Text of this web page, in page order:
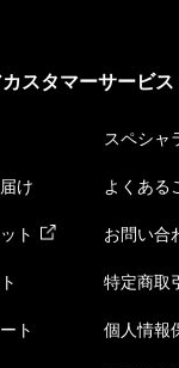
スタマーサービス
け
ト
ト
スペシャ
よくある
お問い合
特定商取
個人情報